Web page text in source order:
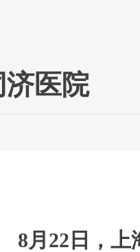
医院
8月22日，